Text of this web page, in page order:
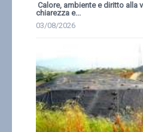
Calore, ambiente e diritto alla
chiarezza e...
03/08/2026